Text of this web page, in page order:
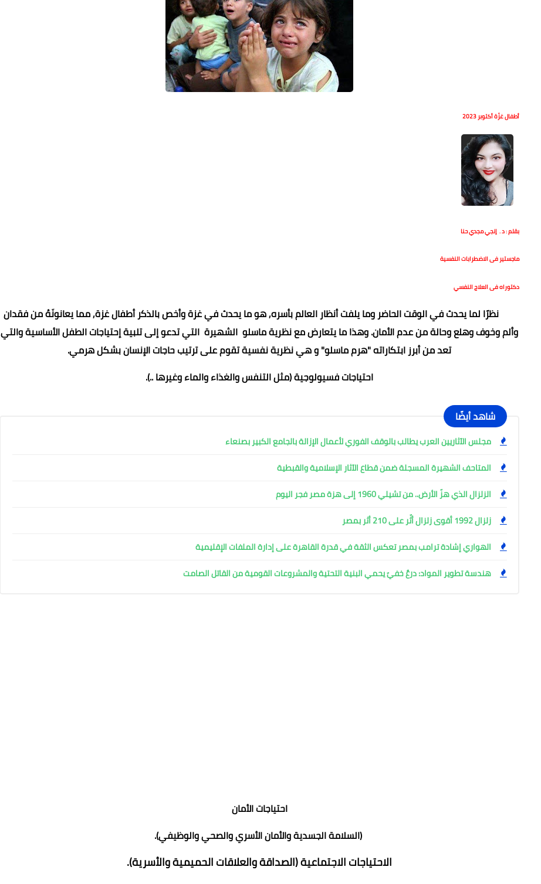
أطفال غزّة أكتوبر 2023
بقلم : د . إنجي مجدي حنا
ماجستير فى الاضطرابات النفسية
دكتوراه فى العلاج النفسي
نظرًا لما يحدث في الوقت الحاضر وما يلفت أنظار العالم بأسره, هو ما يحدث في غزة وأخص بالذكر أطفال غزة, مما يعانونَهُ من فقدان
وألم وخوف وهلع وحالة من عدم الأمان. وهذا ما يتعارض مع نظرية ماسلو الشهيرة التي تدعو إلى تلبية إحتياجات الطفل الأساسية والتي
تعد من أبرز ابتكاراته "هرم ماسلو" و هي نظرية نفسية تقوم على ترتيب حاجات الإنسان بشكل هرمي.
احتياجات فسيولوجية (مثل التنفس والغذاء والماء وغيرها ..).
شاهد أيضًا
مجلس الآثاريين العرب يطالب بالوقف الفوري لأعمال الإزالة بالجامع الكبير بصنعاء
المتاحف الشهيرة المسجلة ضمن قطاع الآثار الإسلامية والقبطية
الزلزال الذي هزّ الأرض.. من تشيلي 1960 إلى هزة مصر فجر اليوم
زلزال 1992 أقوى زلزال أثّر على 210 أثر بمصر
الهواري إشادة ترامب بمصر تعكس الثقة في قدرة القاهرة على إدارة الملفات الإقليمية
هندسة تطوير المواد: درعٌ خفيّ يحمي البنية التحتية والمشروعات القومية من القاتل الصامت
احتياجات الأمان
(السلامة الجسدية والأمان الأسري والصحي والوظيفي).
الاحتياجات الاجتماعية (الصداقة والعلاقات الحميمية والأسرية).